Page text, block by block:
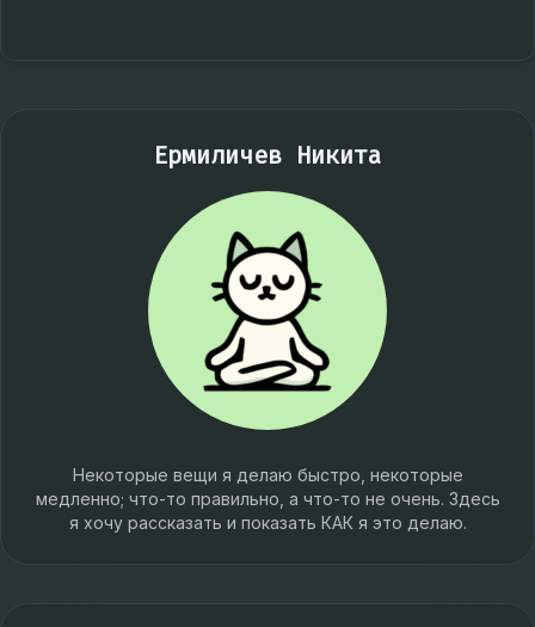
Ермиличев Никита
Некоторые вещи я делаю быстро, некоторые
медленно; что-то правильно, а что-то не очень. Здесь
я хочу рассказать и показать КАК я это делаю.